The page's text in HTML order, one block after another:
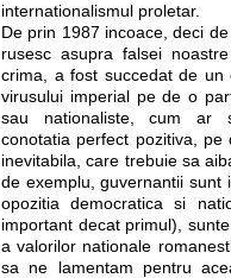
internationalismul proletar.
De prin 1987 incoace, deci
rusesc asupra falsei
crima, a fost succedat de
virusului imperial pe de o
sau nationaliste, cum ar
conotatia perfect pozitiva,
inevitabila, care trebuie sa
de exemplu, guvernantii sunt
opozitia democratica si
important decat primul),
a valorilor nationale
sa ne lamentam pentru